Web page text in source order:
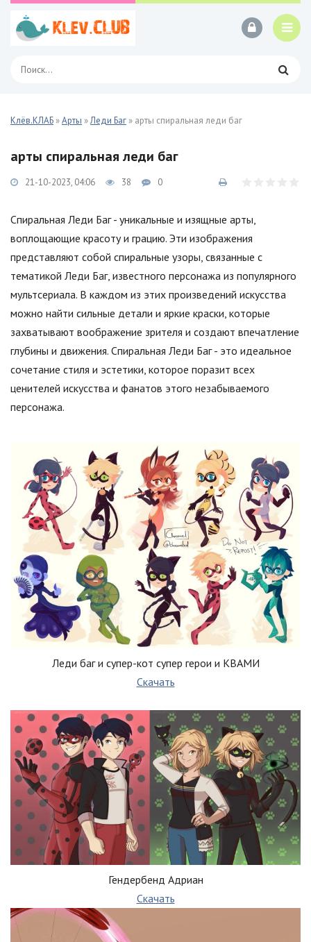
Клёв.КЛАБ »Арты »Леди Баг » арты спиральная леди баг
арты спиральная леди баг
21-10-2023, 04:06 38 0
Спиральная Леди Баг - уникальные и изящные арты,
воплощающие красоту и грацию. Эти изображения
представляют собой спиральные узоры, связанные с
тематикой Леди Баг, известного персонажа из популярного
мультсериала. В каждом из этих произведений искусства
можно найти сильные детали и яркие краски, которые
захватывают воображение зрителя и создают впечатление
глубины и движения. Спиральная Леди Баг - это идеальное
сочетание стиля и эстетики, которое поразит всех
ценителей искусства и фанатов этого незабываемого
персонажа.
Леди баг и супер-кот супер герои и КВАМИ
Скачать
Гендербенд Адриан
Скачать